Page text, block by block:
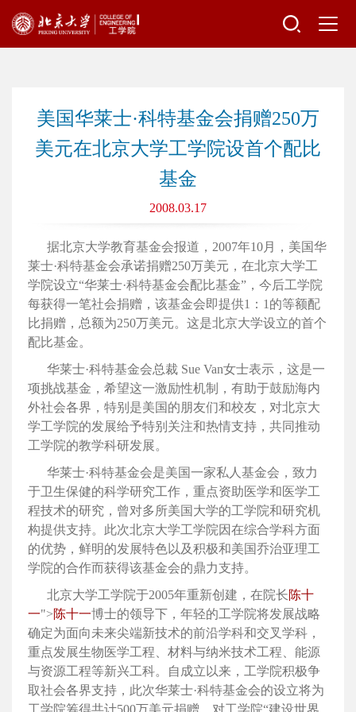
美国华莱士·科特基金会捐赠250万
美元在北京大学工学院设首个配比
基金
2008.03.17
据北京大学教育基金会报道，2007年10月，美国华
莱士·科特基金会承诺捐赠250万美元，在北京大学工
学院设立“华莱士·科特基金会配比基金”，今后工学院
每获得一笔社会捐赠，该基金会即提供1：1的等额配
比捐赠，总额为250万美元。这是北京大学设立的首个
配比基金。
华莱士·科特基金会总裁 Sue Van女士表示，这是一
项挑战基金，希望这一激励性机制，有助于鼓励海内
外社会各界，特别是美国的朋友们和校友，对北京大
学工学院的发展给予特别关注和热情支持，共同推动
工学院的教学科研发展。
华莱士·科特基金会是美国一家私人基金会，致力
于卫生保健的科学研究工作，重点资助医学和医学工
程技术的研究，曾对多所美国大学的工学院和研究机
构提供支持。此次北京大学工学院因在综合学科方面
的优势，鲜明的发展特色以及积极和美国乔治亚理工
学院的合作而获得该基金会的鼎力支持。
北京大学工学院于2005年重新创建，在院长陈十
一">陈十一博士的领导下，年轻的工学院将发展战略
确定为面向未来尖端新技术的前沿学科和交叉学科，
重点发展生物医学工程、材料与纳米技术工程、能源
与资源工程等新兴工科。自成立以来，工学院积极争
取社会各界支持，此次华莱士·科特基金会的设立将为
工学院筹得共计500万美元捐赠，对工学院“建设世界